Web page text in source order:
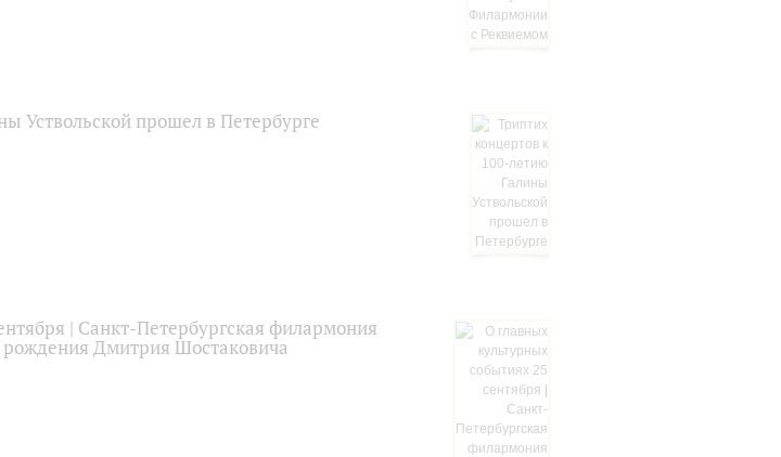
Уствольской прошел в Петербурге
| Санкт-Петербургская филармония
рождения Дмитрия Шостаковича